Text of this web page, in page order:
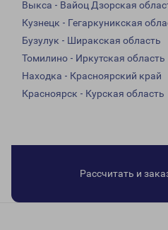
Выкса - Вайоц Дзорская
Кузнецк - Гегаркуникская
Бузулук - Ширакская область
Томилино - Иркутская область
Находка - Красноярский край
Красноярск - Курская область
Рассчитать и